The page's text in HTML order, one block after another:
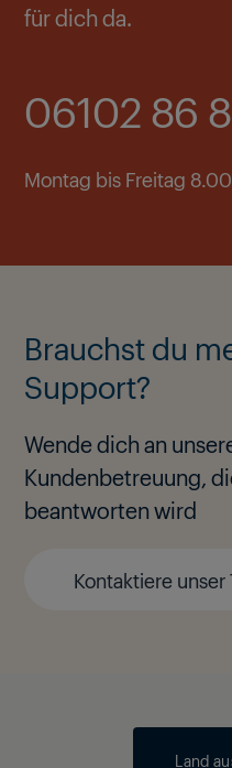
für dich da.
06102 86
Montag bis Freitag
Brauchst du
Support?
Wende dich an
Kundenbetreuung,
beantworten wird
Kontaktiere unser
Land